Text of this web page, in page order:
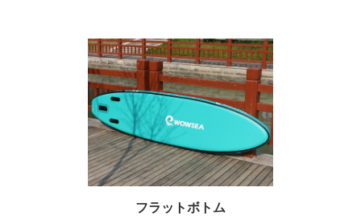
フラットボトム